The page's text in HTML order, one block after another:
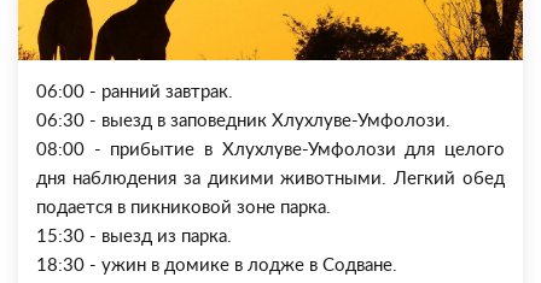
06:00 - ранний завтрак.
06:30 - выезд в заповедник Хлухлуве-Умфолози.
08:00 - прибытие в Хлухлуве-Умфолози для целого
дня наблюдения за дикими животными. Легкий обед
подается в пикниковой зоне парка.
15:30 - выезд из парка.
18:30 - ужин в домике в лодже в Содване.